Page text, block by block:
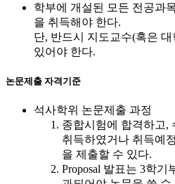
학부에 개설된 모든 전공과
을 취득해야 한다.
단, 반드시 지도교수(혹은
있어야 한다.
논문제출 자격기준
석사학위 논문제출 과정
종합시험에 합격하고,
취득하였거나 취득예
을 제출할 수 있다.
Proposal 발표는 3학